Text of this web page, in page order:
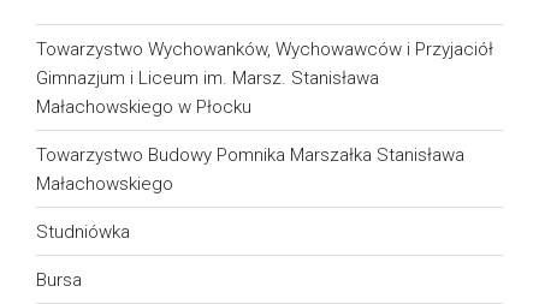
Towarzystwo Wychowanków, Wychowawców i Przyjaciół
Gimnazjum i Liceum im. Marsz. Stanisława
Małachowskiego w Płocku
Towarzystwo Budowy Pomnika Marszałka Stanisława
Małachowskiego
Studniówka
Bursa